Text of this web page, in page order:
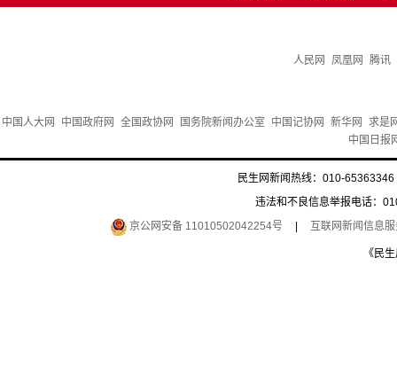
人民网 凤凰网 腾讯
中国人大网 中国政府网 全国政协网 国务院新闻办公室 中国记协网 新华网
求是
中国日报
民生网新闻热线：010-
违法和不良信息举报电话：
京公网安备 11010502042254号
互联网新闻信息
《民